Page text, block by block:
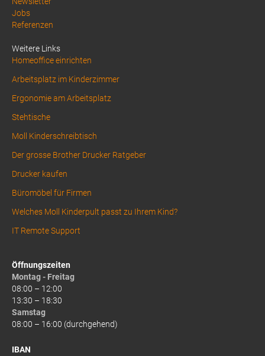
Footer
Jobs
Referenzen
Weitere Links
Homeoffice einrichten
Arbeitsplatz im Kinderzimmer
Ergonomie am Arbeitsplatz
Stehtische
Moll Kinderschreibtisch
Der grosse Brother Drucker Ratgeber
Drucker kaufen
Büromöbel für Firmen
Welches Moll Kinderpult passt zu Ihrem Kind?
IT Remote Support
Öffnungszeiten
Montag - Freitag
08:00 – 12:00
13:30 – 18:30
Samstag
08:00 – 16:00 (durchgehend)
IBAN